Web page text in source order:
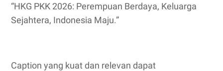
“HKG PKK 2026: Perempuan Berdaya, Keluarga
Sejahtera, Indonesia Maju.”
Caption yang kuat dan relevan dapat